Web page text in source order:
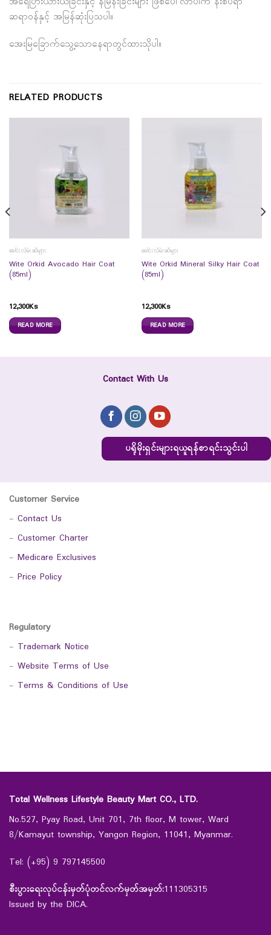
ဆရာဝန်နှင့် အမြန်ဆုံးပြသပါ။
အေးမြခြောက်သွေ့သောနေရာတွင်ထားသိုပါ။
RELATED PRODUCTS
ခေါင်းလိမ်းဆီများ
Wite Orkid Avocado Hair Coat
(85ml)
12,300Ks
READ MORE
ခေါင်းလိမ်းဆီများ
Wite Orkid Mineral Silky Hair Coat
(85ml)
12,300Ks
READ MORE
Contact With Us
ပရိုမိုးရှင်းများရယူရန်စာရင်းသွင်းပါ
Customer Service
- Contact Us
- Customer Charter
- Medicare Exclusives
- Price Policy
Regulatory
- Trademark Notice
- Website Terms of Use
- Terms & Conditions of Use
Total Wellness Lifestyle Beauty Mart CO., LTD.
No.527, Pyay Road, Unit 701, 7th floor, M tower, Ward
8/Kamayut township, Yangon Region, 11041, Myanmar.
Tel: (+95) 9 797145500
စီးပွားရေးလုပ်ငန်းမှတ်ပုံတင်လက်မှတ်အမှတ်:111305315
Issued by the DICA.